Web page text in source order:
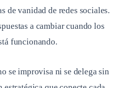
de vanidad de redes sociales.
a cambiar cuando los
funcionando.
se improvisa ni se delega sin